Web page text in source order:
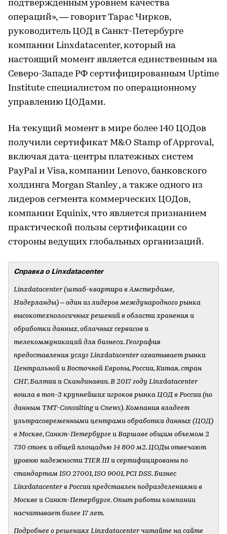
подтвержденным уровнем качества
операций», — говорит Тарас Чирков,
руководитель ЦОД в Санкт-Петербурге
компании Linxdatacenter, который на
настоящий момент является единственным на
Северо-Западе РФ сертифицированным Uptime
Institute специалистом по операционному
управлению ЦОДами.
На текущий момент в мире более 140 ЦОДов
получили сертификат M&O Stamp of Approval,
включая дата-центры платежных систем
PayPal и Visa, компании Lenovo, банковского
холдинга Morgan Stanley , а также одного из
лидеров сегмента коммерческих ЦОДов,
компании Equinix, что является признанием
практической пользы сертификации со
стороны ведущих глобальных организаций.
Справка о Linxdatacenter
Linxdatacenter (штаб-квартира в Амстердаме,
Нидерланды) – один из лидеров международного рынка
высокотехнологичных решений в области хранения и
обработки данных, облачных сервисов и
телекоммуникаций для бизнеса. География
предоставления услуг Linxdatacenter охватывает рынки
Центральной и Восточной Европы, России, Китая, стран
СНГ, Балтии и Скандинавии. В 2017 году Linxdatacenter
вошла в топ-3 крупнейших игроков рынка ЦОД в России (по
данным TMT-Consulting и Cnews). Компания владеет
ультрасовременными центрами обработки данных (ЦОД)
в Москве, Санкт-Петербурге и Варшаве общим объемом 2
730 стоек и общей площадью 14 800 м2. ЦОДы отвечают
уровню надежности TIER III и сертифицированы по
стандартам ISO 27001, ISO 9001, PСI DSS. Бизнес
Linxdatacenter в России представлен подразделениями в
Москве и Санкт-Петербурге. Опыт работы компании
насчитывает более 17 лет.
Подробнее о решениях Linxdatacenter читайте на сайте